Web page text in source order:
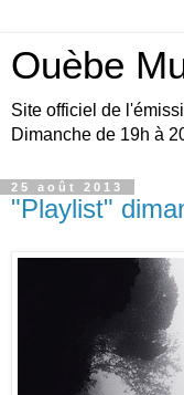
Ouèbe
Site officiel de
Dimanche de 19h à
25 août 2013
"Playlist"